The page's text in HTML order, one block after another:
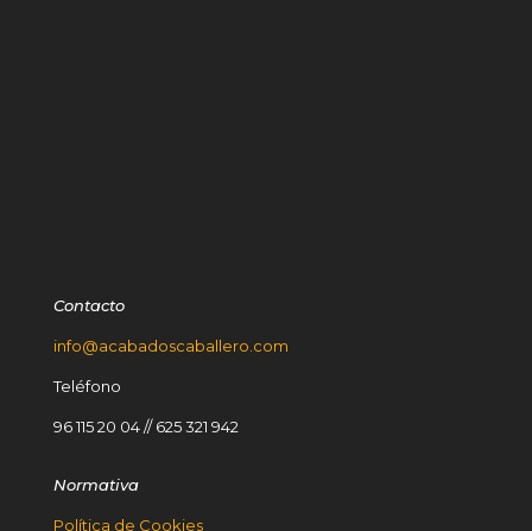
Contacto
info@acabadoscaballero.com
Teléfono
96 115 20 04//625 321 942
Normativa
Política de Cookies